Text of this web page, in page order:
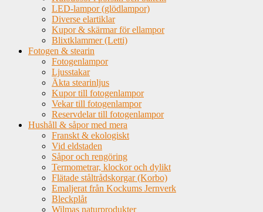
LED-lampor (glödlampor)
Diverse elartiklar
Kupor & skärmar för ellampor
Blixtklammer (Letti)
Fotogen & stearin
Fotogenlampor
Ljusstakar
Äkta stearinljus
Kupor till fotogenlampor
Vekar till fotogenlampor
Reservdelar till fotogenlampor
Hushåll & såpor med mera
Franskt & ekologiskt
Vid eldstaden
Såpor och rengöring
Termometrar, klockor och dylikt
Flätade ståltrådskorgar (Korbo)
Emaljerat från Kockums Jernverk
Bleckplåt
Wilmas naturprodukter